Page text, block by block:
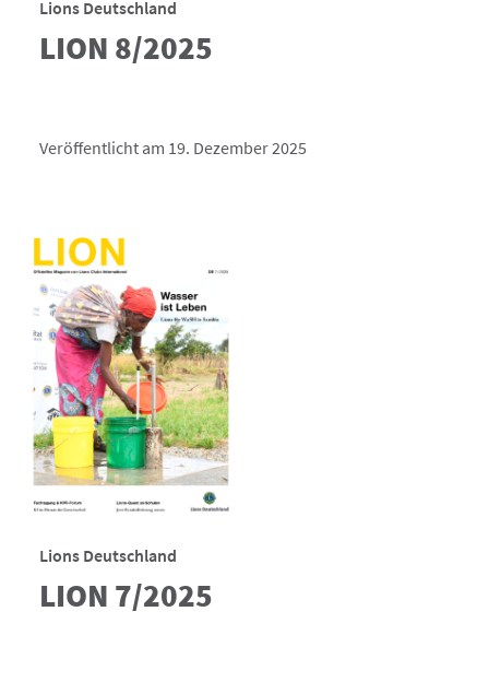
Lions Deutschland
LION 8/2025
Veröffentlicht am 19. Dezember 2025
Lions Deutschland
LION 7/2025